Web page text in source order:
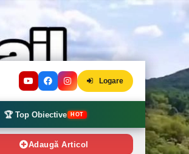
Logare
🏆 Top Obiective HOT
Adaugă Articol